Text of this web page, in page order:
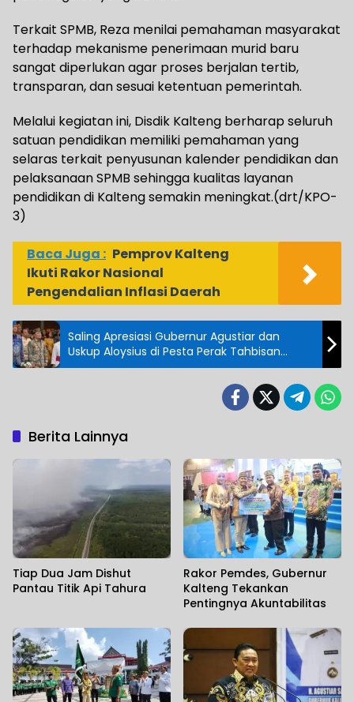
Terkait SPMB, Reza menilai pemahaman masyarakat
terhadap mekanisme penerimaan murid baru
sangat diperlukan agar proses berjalan tertib,
transparan, dan sesuai ketentuan pemerintah.
Melalui kegiatan ini, Disdik Kalteng berharap seluruh
satuan pendidikan memiliki pemahaman yang
selaras terkait penyusunan kalender pendidikan dan
pelaksanaan SPMB sehingga kualitas layanan
pendidikan di Kalteng semakin meningkat.(drt/KPO-
3)
Baca Juga : Pemprov Kalteng
Ikuti Rakor Nasional
Pengendalian Inflasi Daerah
Saling Apresiasi Gubernur Agustiar dan
Uskup Aloysius di Pesta Perak Tahbisan
Episcopal
Berita Lainnya
Tiap Dua Jam Dishut
Pantau Titik Api Tahura
Rakor Pemdes, Gubernur
Kalteng Tekankan
Pentingnya Akuntabilitas